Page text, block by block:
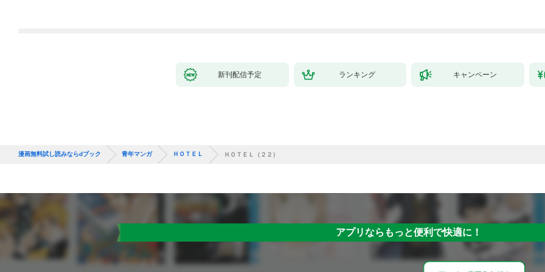
新刊配信予定 ランキング キャンペーン
漫画無料試し読みならdブック 青年マンガ ＨＯＴＥＬ ＨＯＴＥＬ（２２）
アプリならもっと便利で快適に！